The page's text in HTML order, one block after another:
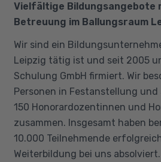
Vielfältige Bildungsangebote
Betreuung im Ballungsraum
Wir sind ein
Leipzig tätig ist und seit 2005
Schulung GmbH firmiert. Wir
Personen in Festanstellung
150 Honorardozentinnen und
zusammen. Insgesamt haben
10.000 Teilnehmende
Weiterbildung bei uns absolviert.